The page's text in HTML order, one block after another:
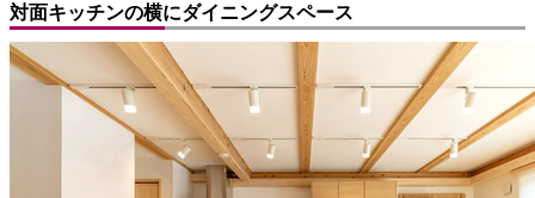
対面キッチンの横にダイニングスペース